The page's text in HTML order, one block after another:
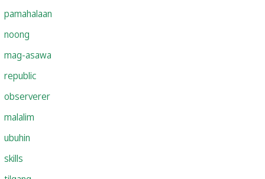
pamahalaan
noong
mag-asawa
republic
observerer
malalim
ubuhin
skills